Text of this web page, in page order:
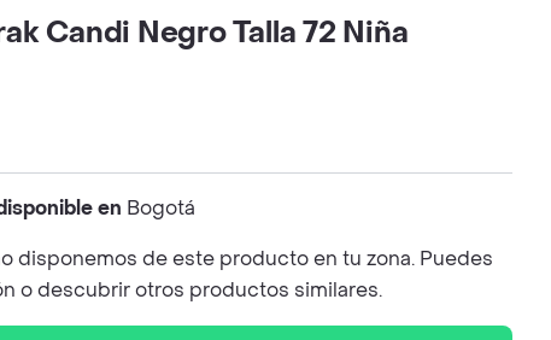
Candi Negro Talla 72 Niña
en Bogotá
disponemos de este producto en tu zona. Puedes
o descubrir otros productos similares.